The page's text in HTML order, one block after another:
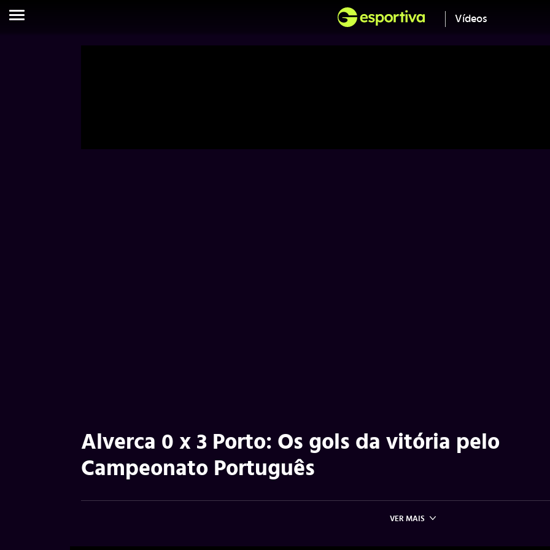
Vídeos
Alverca 0 x 3 Porto: Os gols da vitória pelo
Campeonato Português
VER MAIS